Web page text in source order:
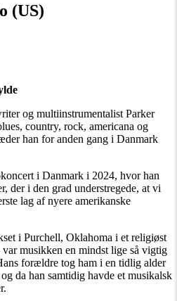
(US)
og multiinstrumentalist Parker
country, rock, americana og
han for anden gang i Danmark
i Danmark i 2024, hvor han
der i den grad understregede, at vi
lag af nyere amerikanske
i Purchell, Oklahoma i et religiøst
musikken en mindst lige så vigtig
forældre tog ham i en tidlig alder
da han samtidig havde et musikalsk